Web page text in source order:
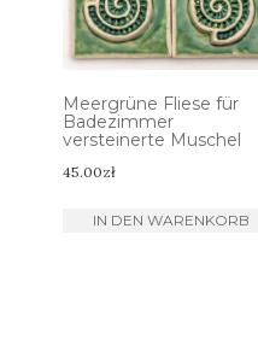
Meergrüne Fliese für
Badezimmer
versteinerte Muschel
45.00zł
IN DEN WARENKORB